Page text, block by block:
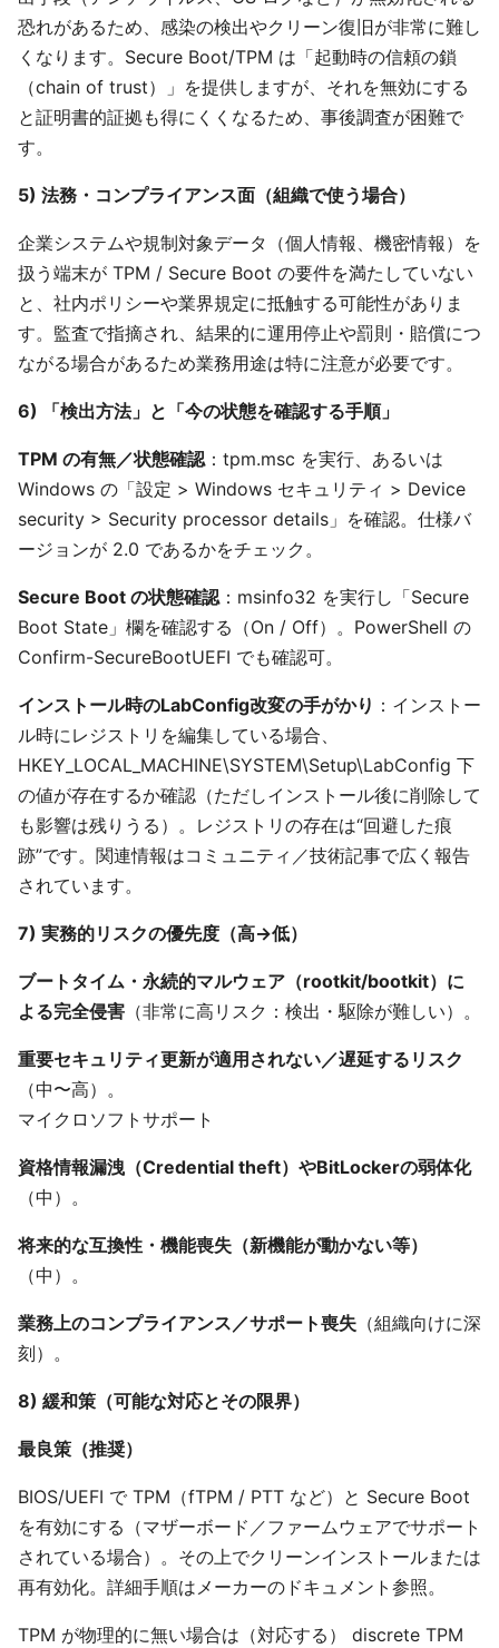
恐れがあるため、感染の検出やクリーン復旧が非常に難し
くなります。Secure Boot/TPM は「起動時の信頼の鎖
（chain of trust）」を提供しますが、それを無効にする
と証明書的証拠も得にくくなるため、事後調査が困難で
す。
5) 法務・コンプライアンス面（組織で使う場合）
企業システムや規制対象データ（個人情報、機密情報）を
扱う端末が TPM / Secure Boot の要件を満たしていない
と、社内ポリシーや業界規定に抵触する可能性がありま
す。監査で指摘され、結果的に運用停止や罰則・賠償につ
ながる場合があるため業務用途は特に注意が必要です。
6) 「検出方法」と「今の状態を確認する手順」
TPM の有無／状態確認：tpm.msc を実行、あるいは
Windows の「設定 > Windows セキュリティ > Device
security > Security processor details」を確認。仕様バ
ージョンが 2.0 であるかをチェック。
Secure Boot の状態確認：msinfo32 を実行し「Secure
Boot State」欄を確認する（On / Off）。PowerShell の
Confirm-SecureBootUEFI でも確認可。
インストール時のLabConfig改変の手がかり ：インストー
ル時にレジストリを編集している場合、
HKEY_LOCAL_MACHINE\SYSTEM\Setup\LabConfig 下
の値が存在するか確認（ただしインストール後に削除して
も影響は残りうる）。レジストリの存在は“回避した痕
跡”です。関連情報はコミュニティ／技術記事で広く報告
されています。
7) 実務的リスクの優先度（高→低）
ブートタイム・永続的マルウェア（rootkit/bootkit）に
よる完全侵害 （非常に高リスク：検出・駆除が難しい）。
重要セキュリティ更新が適用されない／遅延するリスク
（中〜高）。
マイクロソフトサポート
資格情報漏洩（Credential theft）やBitLockerの弱体化
（中）。
将来的な互換性・機能喪失（新機能が動かない等）
（中）。
業務上のコンプライアンス／サポート喪失 （組織向けに深
刻）。
8) 緩和策（可能な対応とその限界）
最良策（推奨）
BIOS/UEFI で TPM（fTPM / PTT など）と Secure Boot
を有効にする（マザーボード／ファームウェアでサポート
されている場合）。その上でクリーンインストールまたは
再有効化。詳細手順はメーカーのドキュメント参照。
TPM が物理的に無い場合は（対応する） discrete TPM